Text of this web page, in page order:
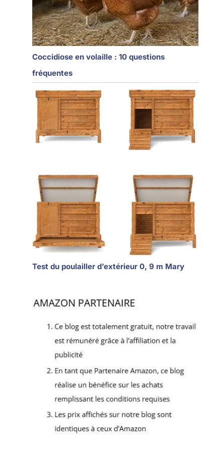
Coccidiose en volaille : 10 questions
fréquentes
Test du poulailler d’extérieur 0, 9 m Mary